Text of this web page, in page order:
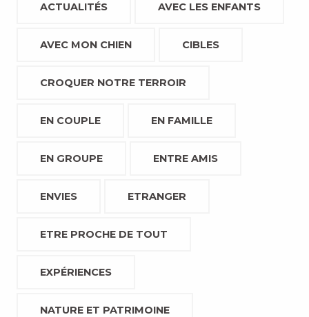
ACTUALITÉS AVEC LES ENFANTS
AVEC MON CHIEN CIBLES
CROQUER NOTRE TERROIR
EN COUPLE EN FAMILLE
EN GROUPE ENTRE AMIS
ENVIES ETRANGER
ETRE PROCHE DE TOUT
EXPÉRIENCES
NATURE ET PATRIMOINE